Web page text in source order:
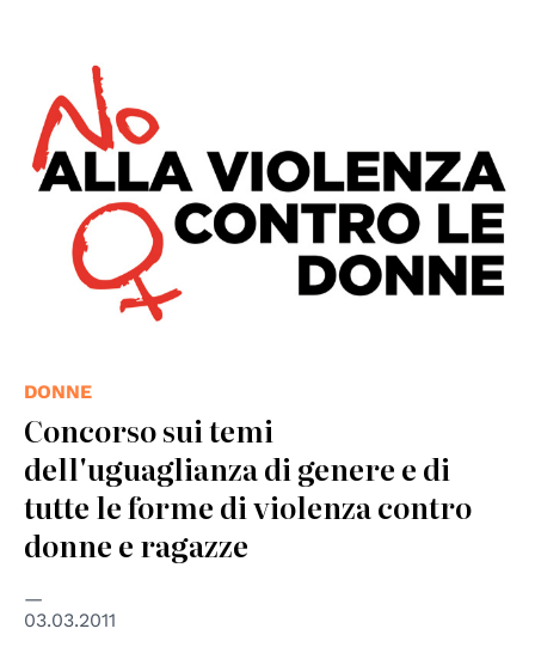
DONNE
Concorso sui temi
dell'uguaglianza di genere e di
tutte le forme di violenza contro
donne e ragazze
03.03.2011